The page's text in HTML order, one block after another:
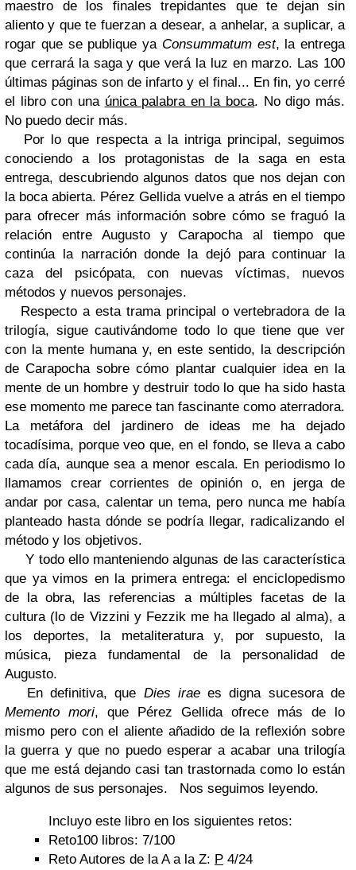
maestro de los finales trepidantes que te dejan sin
aliento y que te fuerzan a desear, a anhelar, a suplicar, a
rogar que se publique ya Consummatum est, la entrega
que cerrará la saga y que verá la luz en marzo. Las 100
últimas páginas son de infarto y el final... En fin, yo cerré
el libro con una única palabra en la boca. No digo más.
No puedo decir más.
Por lo que respecta a la intriga principal, seguimos
conociendo a los protagonistas de la saga en esta
entrega, descubriendo algunos datos que nos dejan con
la boca abierta. Pérez Gellida vuelve a atrás en el tiempo
para ofrecer más información sobre cómo se fraguó la
relación entre Augusto y Carapocha al tiempo que
continúa la narración donde la dejó para continuar la
caza del psicópata, con nuevas víctimas, nuevos
métodos y nuevos personajes.
Respecto a esta trama principal o vertebradora de la
trilogía, sigue cautivándome todo lo que tiene que ver
con la mente humana y, en este sentido, la descripción
de Carapocha sobre cómo plantar cualquier idea en la
mente de un hombre y destruir todo lo que ha sido hasta
ese momento me parece tan fascinante como aterradora.
La metáfora del jardinero de ideas me ha dejado
tocadísima, porque veo que, en el fondo, se lleva a cabo
cada día, aunque sea a menor escala. En periodismo lo
llamamos crear corrientes de opinión o, en jerga de
andar por casa, calentar un tema, pero nunca me había
planteado hasta dónde se podría llegar, radicalizando el
método y los objetivos.
Y todo ello manteniendo algunas de las característica
que ya vimos en la primera entrega: el enciclopedismo
de la obra, las referencias a múltiples facetas de la
cultura (lo de Vizzini y Fezzik me ha llegado al alma), a
los deportes, la metaliteratura y, por supuesto, la
música, pieza fundamental de la personalidad de
Augusto.
En definitiva, que Dies iraees digna sucesora de
Memento mori, que Pérez Gellida ofrece más de lo
mismo pero con el aliente añadido de la reflexión sobre
la guerra y que no puedo esperar a acabar una trilogía
que me está dejando casi tan trastornada como lo están
algunos de sus personajes. Nos seguimos leyendo.
Incluyo este libro en los siguientes retos:
Reto100 libros: 7/100
Reto Autores de la A a la Z: P 4/24